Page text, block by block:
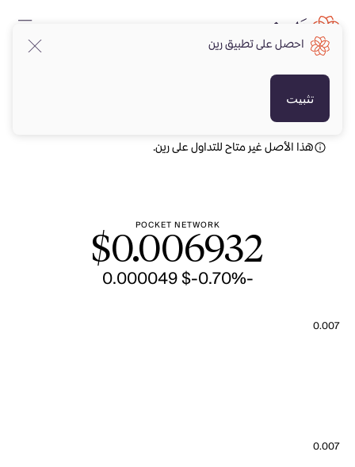
هذا الأصل غير متاح للتداول على رين.
POCKET NETWORK
$0.006932
-0.70%
-$ 0.000049
0.007
0.007
احصل على تطبيق رين
تثبيت